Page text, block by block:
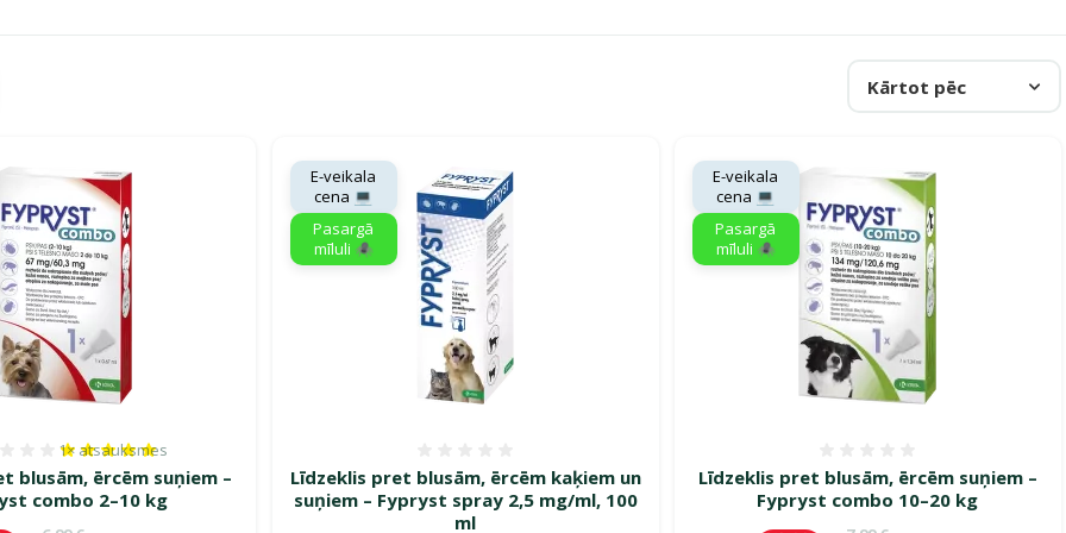
Kārtot pēc
blusām, ērcēm suņiem –
combo 2–10 kg
Atsauksmes 100%, reitingu skaits: 1
1× atsauksmes
Līdzeklis pret blusām, ērcēm kaķiem un
suņiem – Fypryst spray 2,5 mg/ml, 100
ml
E-veikala
cena 💻
Pasargā
mīluli 🕷️
Līdzeklis pret blusām, ērcēm suņiem –
Fypryst combo 10–20 kg
E-veikala
cena 💻
Pasargā
mīluli 🕷️